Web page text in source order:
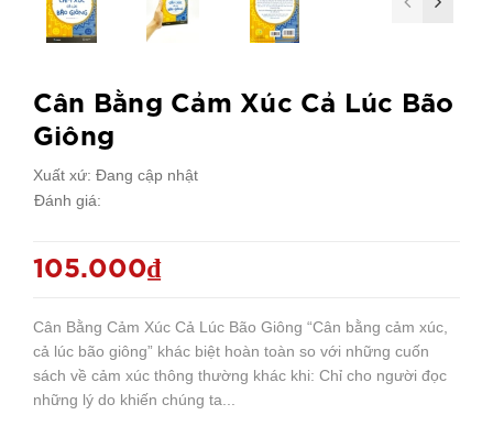
Cân Bằng Cảm Xúc Cả Lúc Bão
Giông
Xuất xứ: Đang cập nhật
Đánh giá:
105.000₫
Cân Bằng Cảm Xúc Cả Lúc Bão Giông “Cân bằng cảm xúc,
cả lúc bão giông” khác biệt hoàn toàn so với những cuốn
sách về cảm xúc thông thường khác khi: Chỉ cho người đọc
những lý do khiến chúng ta...